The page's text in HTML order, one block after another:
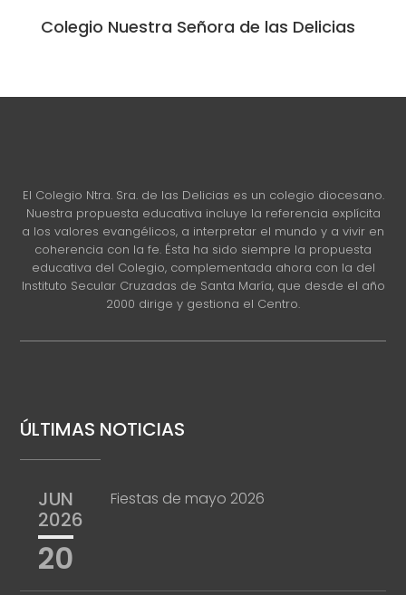
Colegio Nuestra Señora de las Delicias
El Colegio Ntra. Sra. de las Delicias es un colegio diocesano.
Nuestra propuesta educativa incluye la referencia explícita
a los valores evangélicos, a interpretar el mundo y a vivir en
coherencia con la fe. Ésta ha sido siempre la propuesta
educativa del Colegio, complementada ahora con la del
Instituto Secular Cruzadas de Santa María, que desde el año
2000 dirige y gestiona el Centro.
ÚLTIMAS NOTICIAS
JUN
2026
20
Fiestas de mayo 2026